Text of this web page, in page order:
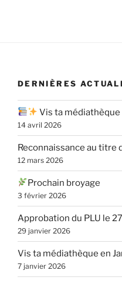
DERNIÈRES
Vis ta médiathèque
14 avril 2026
Reconnaissance au titre
12 mars 2026
Prochain broyage
3 février 2026
Approbation du PLU le
29 janvier 2026
Vis ta médiathèque en
7 janvier 2026